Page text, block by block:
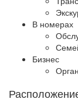
В номерах
Бизнес